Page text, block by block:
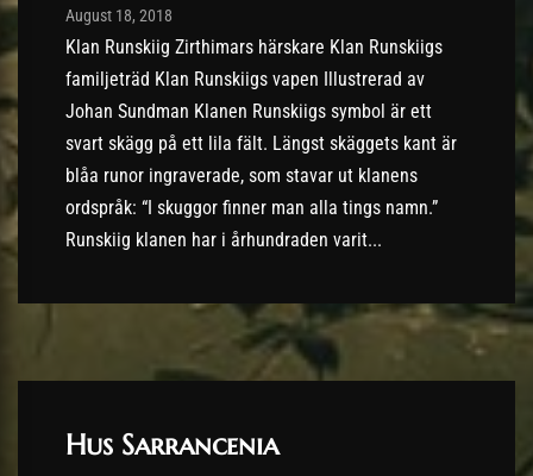
Post has published by
August 18, 2018
Klan Runskiig Zirthimars härskare Klan Runskiigs
familjeträd Klan Runskiigs vapen Illustrerad av
Johan Sundman Klanen Runskiigs symbol är ett
svart skägg på ett lila fält. Längst skäggets kant är
blåa runor ingraverade, som stavar ut klanens
ordspråk: “I skuggor finner man alla tings namn.”
Runskiig klanen har i århundraden varit...
Hus Sarrancenia